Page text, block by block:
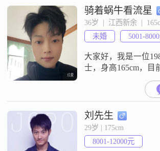
我的月收入在8001到
能够保证基本的生活
一定的经济基础
中专，学历虽然不高
努力提升自己
骑着蜗牛看流星
36岁  |  江西新余  |
未婚
5001-
大家好，我是一位
士，身高165cm，目
月收入在5001到8000
##3002##我的学历
我性格乐观积极，
心包容，不太容易发
我非常注重健康养生
饮食和锻炼##3002##
庭是非常重要的，我
刘先生
29岁 | 175cm
8001-12000元